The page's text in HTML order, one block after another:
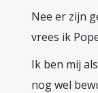
Nee er zijn
vrees ik
Ik ben mij
nog wel